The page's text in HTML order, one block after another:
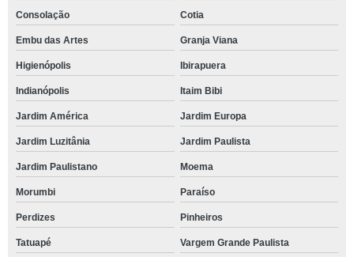
Consolação Cotia
Embu das Artes Granja Viana
Higienópolis Ibirapuera
Indianópolis Itaim Bibi
Jardim América Jardim Europa
Jardim Luzitânia Jardim Paulista
Jardim Paulistano Moema
Morumbi Paraíso
Perdizes Pinheiros
Tatuapé Vargem Grande Paulista